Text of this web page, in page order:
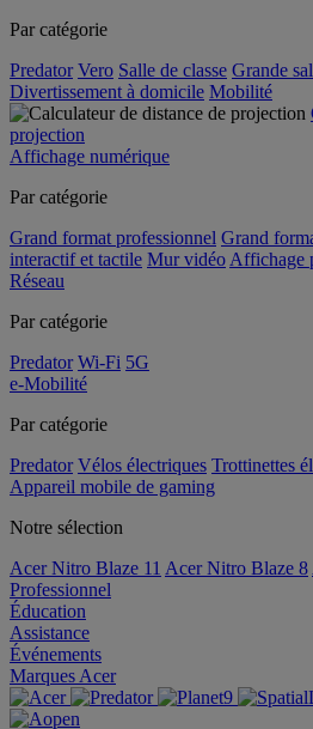
Par catégorie
Predator Vero Salle de classe Grande
Divertissement à domicile Mobilité
projection
Affichage numérique
Par catégorie
Grand format professionnel Grand
interactif et tactile Mur vidéo Affichage
Réseau
Par catégorie
Predator Wi-Fi 5G
e-Mobilité
Par catégorie
Predator Vélos électriques Trottinettes
Appareil mobile de gaming
Notre sélection
Acer Nitro Blaze 11 Acer Nitro Blaze 8
Professionnel
Éducation
Assistance
Événements
Marques Acer